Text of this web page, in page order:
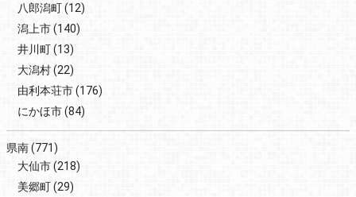
八郎潟町(12)
潟上市(140)
井川町(13)
大潟村(22)
由利本荘市(176)
にかほ市(84)
県南(771)
大仙市(218)
美郷町(29)